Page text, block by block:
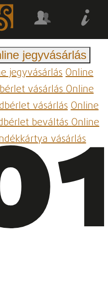
jegyvásárlás
jegyvásárlásOnline
vásárlásOnline
vásárlásOnline
beváltásOnline
vásárlás